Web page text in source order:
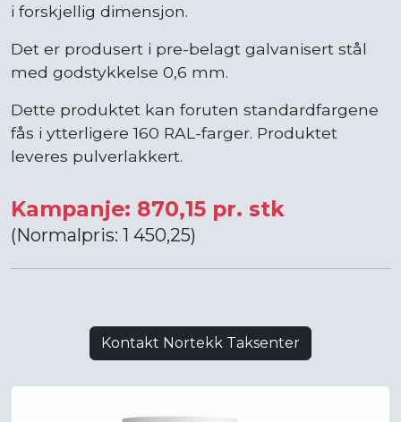
i forskjellig dimensjon.
Det er produsert i pre-belagt galvanisert stål
med godstykkelse 0,6 mm.
Dette produktet kan foruten standardfargene
fås i ytterligere 160 RAL-farger. Produktet
leveres pulverlakkert.
Kampanje: 870,15 pr. stk
(Normalpris: 1 450,25)
Kontakt Nortekk Taksenter